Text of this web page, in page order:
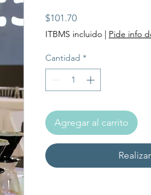
$101.70Precio
ITBMS incluido Pide info
Cantidad *
Agregar al carrito